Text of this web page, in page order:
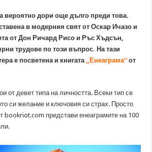
вероятно дори още дълго преди това.
в модерния свят от Оскар Ичазо и
от Дон Ричард Рисо и Ръс Хъдсън,
трудове по този въпрос. На тази
е посветена и книгата „Енеаграма“ от
от девет типа на личността. Всеки тип се
си желание и ключовия си страх. Просто
bookriot.com представи енеаграмите на 100